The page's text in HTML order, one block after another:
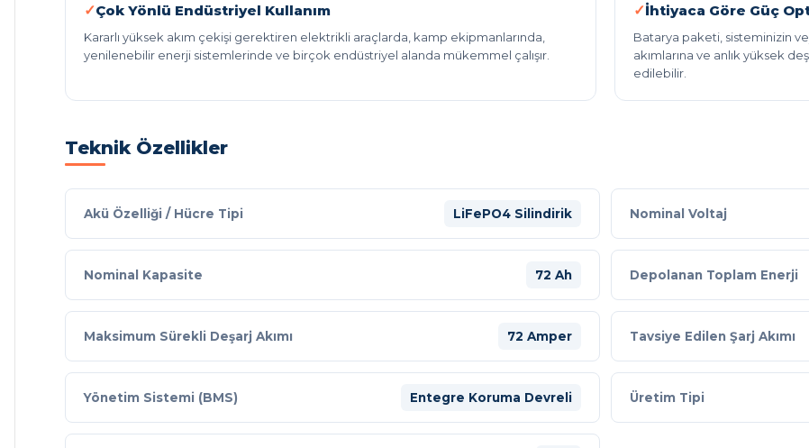
Çok Yönlü Endüstriyel Kullanım
Kararlı yüksek akım çekişi gerektiren elektrikli araçlarda, kamp ekipmanlarında,
yenilenebilir enerji sistemlerinde ve birçok endüstriyel alanda mükemmel çalışır.
İhtiyaca Göre Güç
Batarya paketi, sisteminizin
akımlarına ve anlık yüksek
edilebilir.
Teknik Özellikler
Akü Özelliği / Hücre Tipi LiFePO4 Silindirik Nominal Voltaj
Nominal Kapasite 72 Ah Depolanan Toplam Enerji
Maksimum Sürekli Deşarj Akımı 72 Amper Tavsiye Edilen Şarj Akımı
Yönetim Sistemi (BMS) Entegre Koruma Devreli Üretim Tipi